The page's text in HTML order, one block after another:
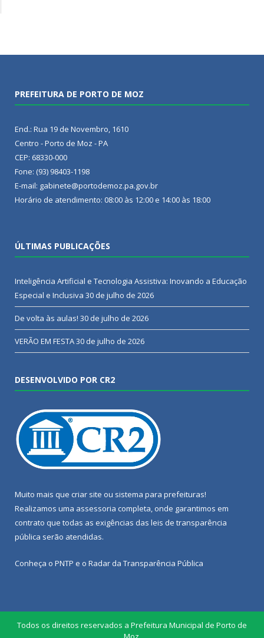
PREFEITURA DE PORTO DE MOZ
End.: Rua 19 de Novembro, 1610
Centro - Porto de Moz - PA
CEP: 68330-000
Fone: (93) 98403-1198
E-mail: gabinete@portodemoz.pa.gov.br
Horário de atendimento: 08:00 às 12:00 e 14:00 às 18:00
ÚLTIMAS PUBLICAÇÕES
Inteligência Artificial e Tecnologia Assistiva: Inovando a Educação
Especial e Inclusiva 30 de julho de 2026
De volta às aulas! 30 de julho de 2026
VERÃO EM FESTA30 de julho de 2026
DESENVOLVIDO POR CR2
Muito mais que criar site ou sistema para prefeituras!
Realizamos uma assessoria completa, onde garantimos em
contrato que todas as exigências das leis de transparência
pública serão atendidas.
Conheça o PNTP e o Radar da Transparência Pública
Todos os direitos reservados a Prefeitura Municipal de Porto de